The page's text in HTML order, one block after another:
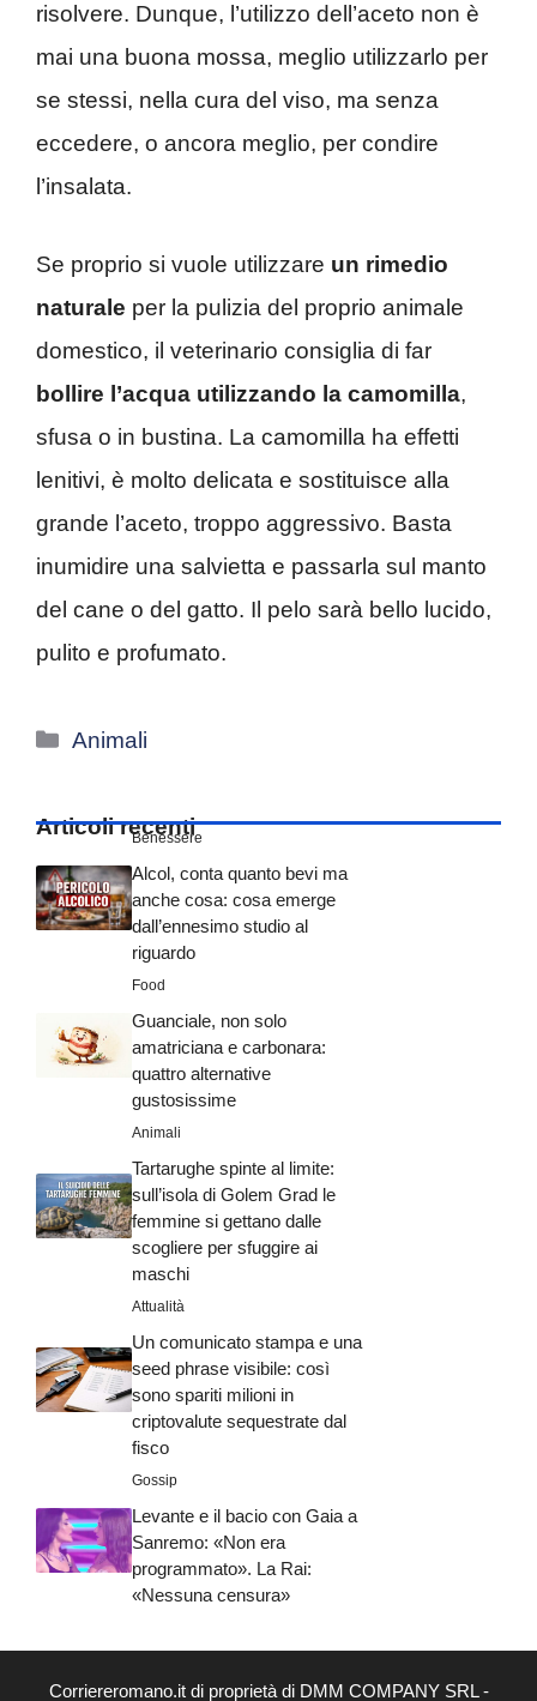
risolvere. Dunque, l’utilizzo dell’aceto non è
mai una buona mossa, meglio utilizzarlo per
se stessi, nella cura del viso, ma senza
eccedere, o ancora meglio, per condire
l’insalata.
Se proprio si vuole utilizzare un rimedio
naturale per la pulizia del proprio animale
domestico, il veterinario consiglia di far
bollire l’acqua utilizzando la camomilla,
sfusa o in bustina. La camomilla ha effetti
lenitivi, è molto delicata e sostituisce alla
grande l’aceto, troppo aggressivo. Basta
inumidire una salvietta e passarla sul manto
del cane o del gatto. Il pelo sarà bello lucido,
pulito e profumato.
Categorie
Animali
Articoli recenti
Benessere
Alcol, conta quanto bevi ma
anche cosa: cosa emerge
dall’ennesimo studio al
riguardo
Food
Guanciale, non solo
amatriciana e carbonara:
quattro alternative
gustosissime
Animali
Tartarughe spinte al limite:
sull’isola di Golem Grad le
femmine si gettano dalle
scogliere per sfuggire ai
maschi
Attualità
Un comunicato stampa e una
seed phrase visibile: così
sono spariti milioni in
criptovalute sequestrate dal
fisco
Gossip
Levante e il bacio con Gaia a
Sanremo: «Non era
programmato». La Rai:
«Nessuna censura»
Corriereromano.it di proprietà di DMM COMPANY SRL -